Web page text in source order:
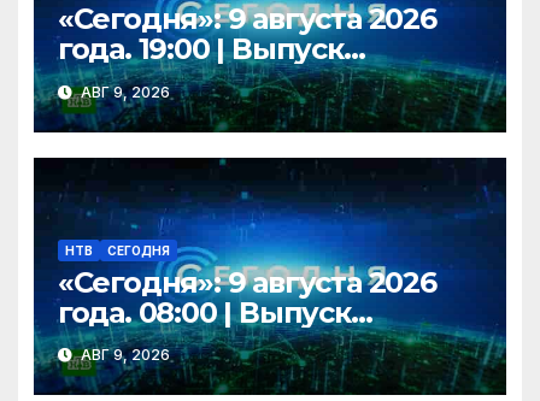
«Сегодня»: 9 августа 2026
года. 19:00 | Выпуск
новостей | Новости НТВ
АВГ 9, 2026
НТВ СЕГОДНЯ
«Сегодня»: 9 августа 2026
года. 08:00 | Выпуск
новостей | Новости НТВ
АВГ 9, 2026